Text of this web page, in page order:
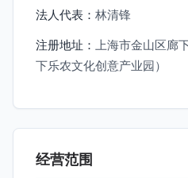
法人代表： 林清锋
注册地址： 上海市金山区廊
下乐农文化创意产业园）
经营范围